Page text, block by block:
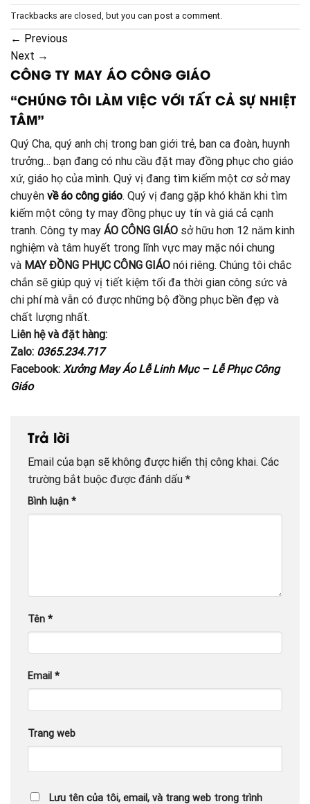
Trackbacks are closed, but you can post a comment.
← Previous
Next →
CÔNG TY MAY ÁO CÔNG GIÁO
“CHÚNG TÔI LÀM VIỆC VỚI TẤT CẢ SỰ NHIỆT
TÂM”
Quý Cha, quý anh chị trong ban giới trẻ, ban ca đoàn, huynh
trưởng… bạn đang có nhu cầu đặt may đồng phục cho giáo
xứ, giáo họ của mình. Quý vị đang tìm kiếm một cơ sở may
chuyên về áo công giáo. Quý vị đang gặp khó khăn khi tìm
kiếm một công ty may đồng phục uy tín và giá cả cạnh
tranh. Công ty may ÁO CÔNG GIÁO sở hữu hơn 12 năm kinh
nghiệm và tâm huyết trong lĩnh vực may mặc nói chung
và MAY ĐỒNG PHỤC CÔNG GIÁO nói riêng. Chúng tôi chắc
chắn sẽ giúp quý vị tiết kiệm tối đa thời gian công sức và
chi phí mà vẫn có được những bộ đồng phục bền đẹp và
chất lượng nhất.
Liên hệ và đặt hàng:
Zalo: 0365.234.717
Facebook: Xưởng May Áo Lễ Linh Mục – Lễ Phục Công
Giáo
Trả lời
Email của bạn sẽ không được hiển thị công khai. Các
trường bắt buộc được đánh dấu *
Bình luận *
Tên *
Email *
Trang web
Lưu tên của tôi, email, và trang web trong trình